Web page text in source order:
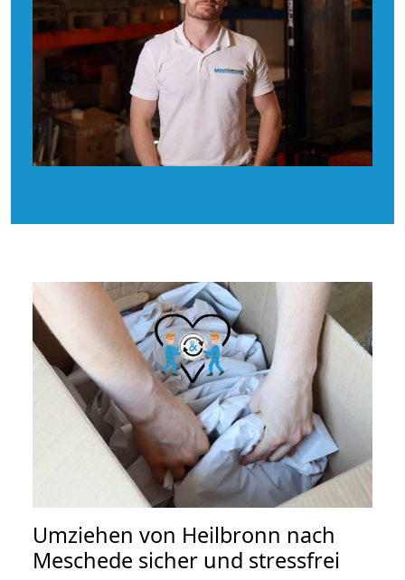
Umziehen von Heilbronn nach
Meschede sicher und stressfrei